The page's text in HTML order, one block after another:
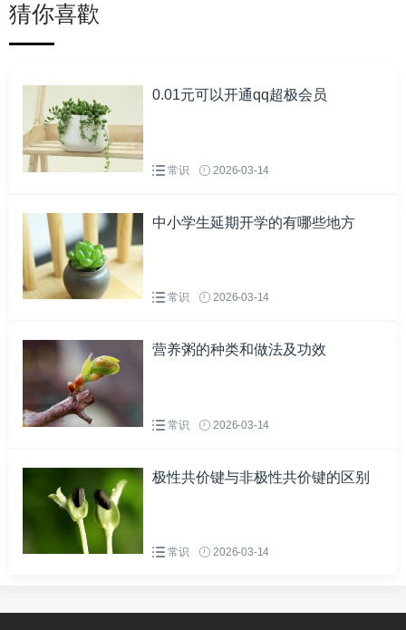
猜你喜歡
0.01元可以开通qq超极会员
常识 2026-03-14
中小学生延期开学的有哪些地方
常识 2026-03-14
营养粥的种类和做法及功效
常识 2026-03-14
极性共价键与非极性共价键的区别
常识 2026-03-14